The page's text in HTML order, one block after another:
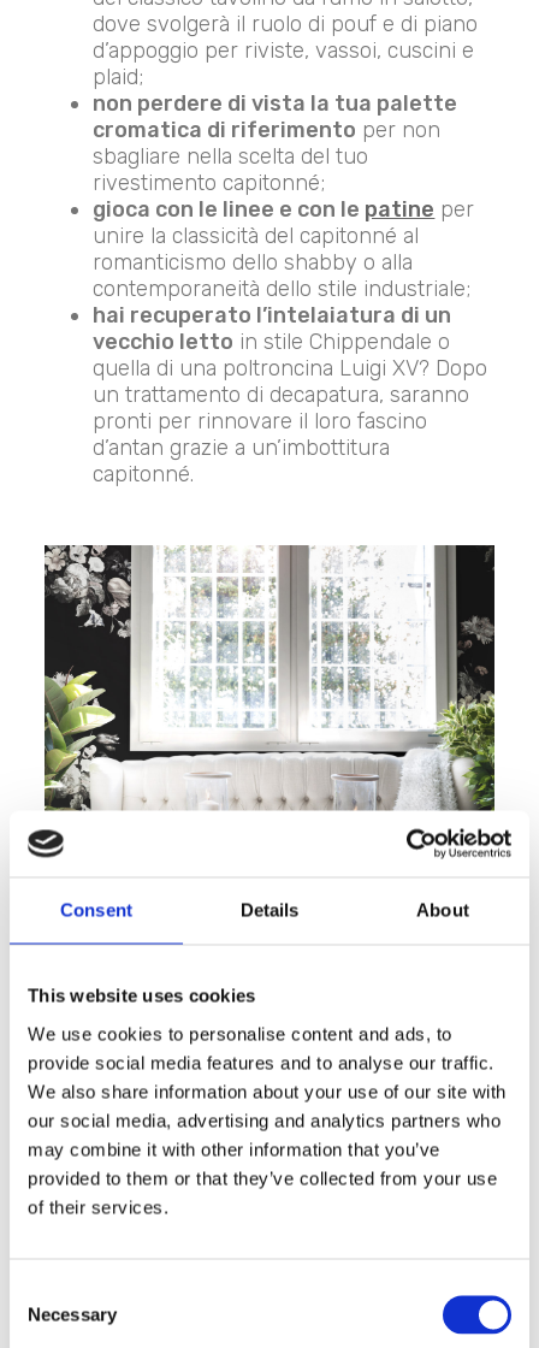
Consent Details About
This website uses cookies
We use cookies to personalise content and ads, to
provide social media features and to analyse our traffic.
We also share information about your use of our site with
our social media, advertising and analytics partners who
may combine it with other information that you’ve
provided to them or that they’ve collected from your use
of their services.
Selection
Necessary
dove svolgerà il ruolo di pouf e di piano
d’appoggio per riviste, vassoi, cuscini e
plaid;
non perdere di vista la tua palette
cromatica di riferimento per non
sbagliare nella scelta del tuo
rivestimento capitonné;
gioca con le linee e con le patine per
unire la classicità del capitonné al
romanticismo dello shabby o alla
contemporaneità dello stile industriale;
hai recuperato l’intelaiatura di un
vecchio letto in stile Chippendale o
quella di una poltroncina Luigi XV? Dopo
un trattamento di decapatura, saranno
pronti per rinnovare il loro fascino
d’antan grazie a un’imbottitura
capitonné.
Giochi di colore tra
pareti, testate e sofà
Uno dei modi per esaltare il capitonné è
o dei richiami cromatici. Entriamo nel merito